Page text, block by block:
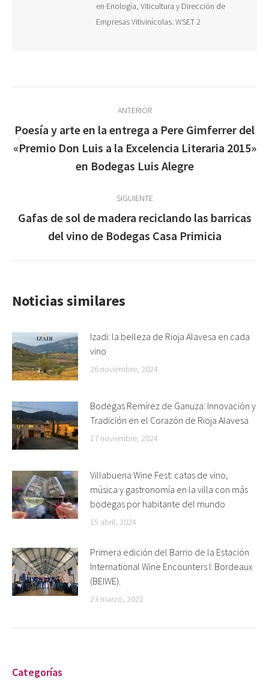
en Enología, Viticultura y Dirección de
Empresas Vitivinícolas. WSET 2
entre
publicaciones
ANTERIOR
Publicación
anterior:
Poesía y arte en la entrega a Pere Gimferrer del
«Premio Don Luis a la Excelencia Literaria 2015»
en Bodegas Luis Alegre
SIGUIENTE
Publicación
siguiente:
Gafas de sol de madera reciclando las barricas
del vino de Bodegas Casa Primicia
Noticias similares
Izadi: la belleza de Rioja Alavesa en cada
vino
26 noviembre, 2024
Bodegas Remírez de Ganuza: Innovación y
Tradición en el Corazón de Rioja Alavesa
17 noviembre, 2024
Villabuena Wine Fest: catas de vino,
música y gastronomía en la villa con más
bodegas por habitante del mundo
15 abril, 2024
Primera edición del Barrio de la Estación
International Wine Encounters I: Bordeaux
(BEIWE).
23 marzo, 2022
Categorías